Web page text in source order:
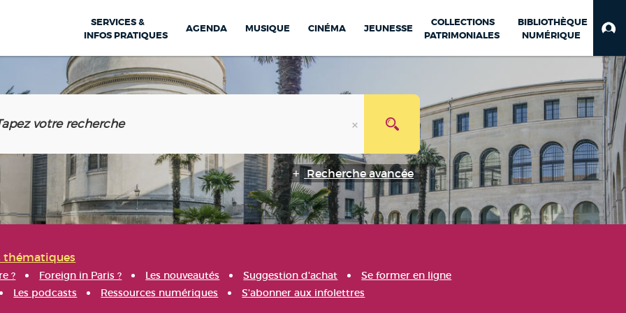
SERVICES &
INFOS PRATIQUES
AGENDA MUSIQUE CINÉMA JEUNESSE
COLLECTIONS
PATRIMONIALES
BIBLIOTHÈQUE
NUMÉRIQUE
Recherche avancée
thématiques
? Foreign in Paris ? Les nouveautés Suggestion d'achat
Se former en ligne
Les podcasts Ressources numériques S'abonner aux infolettres